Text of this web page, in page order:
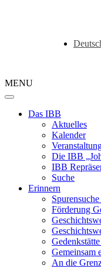
MENU
Das IBB
Aktuelles
Kalender
Die IBB
IBB
Suche
Erinnern
Förderung
Gemeinsam
An die